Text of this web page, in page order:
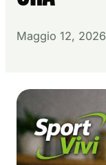
Maggio 12, 2026